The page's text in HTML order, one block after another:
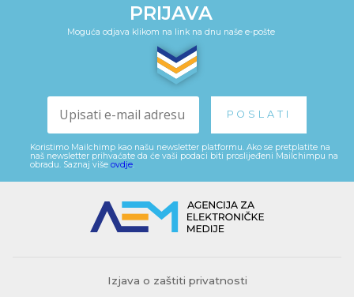
PRIJAVA
Moguća odjava klikom na link na dnu naše e-pošte
Koristimo Mailchimp kao našu newsletter platformu. Ako se pretplatite na
naš newsletter prihvaćate da će vaši podaci biti proslijeđeni Mailchimpu na
obradu. Saznaj više ovdje.
Izjava o zaštiti privatnosti